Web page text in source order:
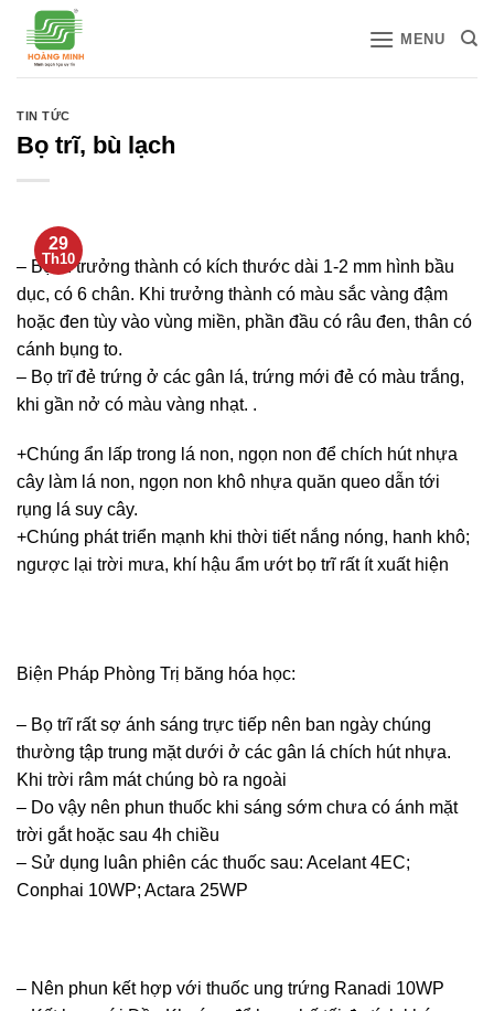
qua
MENU
TIN TỨC
Bọ trĩ, bù lạch
29
Th10
– Bọ trĩ trưởng thành có kích thước dài 1-2 mm hình bầu
dục, có 6 chân. Khi trưởng thành có màu sắc vàng đậm
hoặc đen tùy vào vùng miền, phần đầu có râu đen, thân có
cánh bụng to.
– Bọ trĩ đẻ trứng ở các gân lá, trứng mới đẻ có màu trắng,
khi gần nở có màu vàng nhạt. .
+Chúng ẩn lấp trong lá non, ngọn non để chích hút nhựa
cây làm lá non, ngọn non khô nhựa quăn queo dẫn tới
rụng lá suy cây.
+Chúng phát triển mạnh khi thời tiết nắng nóng, hanh khô;
ngược lại trời mưa, khí hậu ẩm ướt bọ trĩ rất ít xuất hiện
Biện Pháp Phòng Trị băng hóa học:
– Bọ trĩ rất sợ ánh sáng trực tiếp nên ban ngày chúng
thường tập trung mặt dưới ở các gân lá chích hút nhựa.
Khi trời râm mát chúng bò ra ngoài
– Do vậy nên phun thuốc khi sáng sớm chưa có ánh mặt
trời gắt hoặc sau 4h chiều
– Sử dụng luân phiên các thuốc sau: Acelant 4EC;
Conphai 10WP; Actara 25WP
– Nên phun kết hợp với thuốc ung trứng Ranadi 10WP